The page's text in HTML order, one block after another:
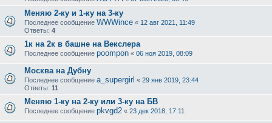
Меняю 2-ку и 1-ку на 3-ку
Последнее сообщение WWWince « 12 авг 2021, 11:49
Ответы: 4
1к на 2к в башне на Векслера
Последнее сообщение poompon « 06 ноя 2019, 08:09
Москва на Дубну
Последнее сообщение a_supergirl « 29 янв 2019, 23:44
Ответы: 11
Меняю 1-ку на 2-ку или 3-ку на БВ
Последнее сообщение pkvgd2 « 23 дек 2018, 17:11